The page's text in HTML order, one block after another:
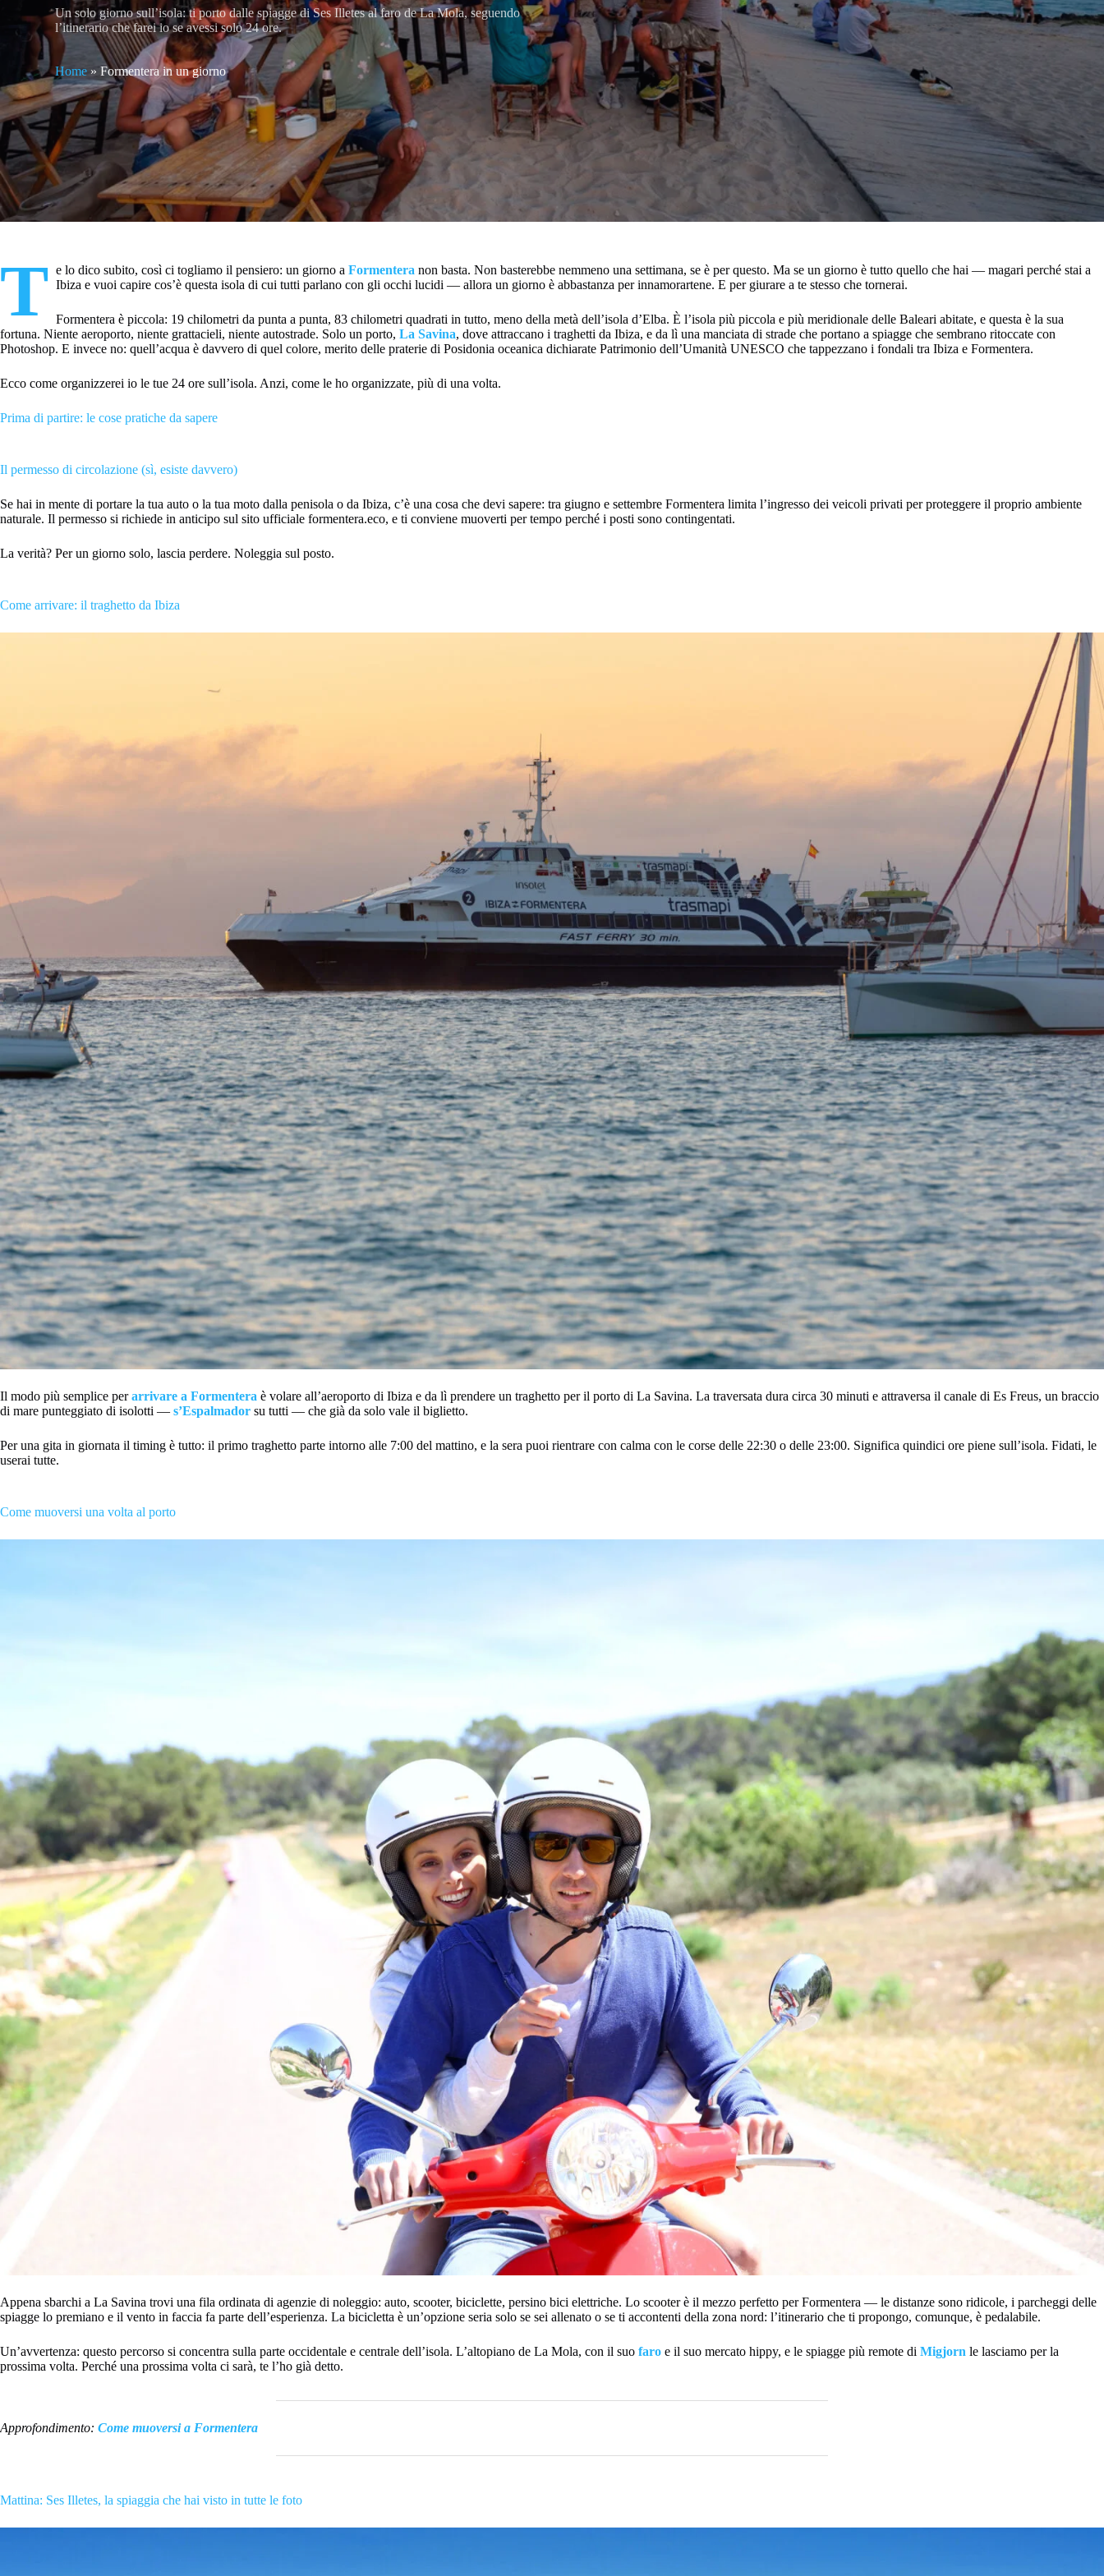
Un solo giorno sull’isola: ti porto dalle spiagge di Ses Illetes al faro de La Mola, seguendo
l’itinerario che farei io se avessi solo 24 ore.
Home »Formentera in un giorno
T e lo dico subito, così ci togliamo il pensiero: un giorno a Formentera non basta. Non basterebbe nemmeno una settimana, se è per questo. Ma se un giorno è tutto quello che hai — magari perché stai a
Ibiza e vuoi capire cos’è questa isola di cui tutti parlano con gli occhi lucidi — allora un giorno è abbastanza per innamorartene. E per giurare a te stesso che tornerai.
Formentera è piccola: 19 chilometri da punta a punta, 83 chilometri quadrati in tutto, meno della metà dell’isola d’Elba. È l’isola più piccola e più meridionale delle Baleari abitate, e questa è la sua
fortuna. Niente aeroporto, niente grattacieli, niente autostrade. Solo un porto, La Savina, dove attraccano i traghetti da Ibiza, e da lì una manciata di strade che portano a spiagge che sembrano ritoccate con
Photoshop. E invece no: quell’acqua è davvero di quel colore, merito delle praterie di Posidonia oceanica dichiarate Patrimonio dell’Umanità UNESCO che tappezzano i fondali tra Ibiza e Formentera.
Ecco come organizzerei io le tue 24 ore sull’isola. Anzi, come le ho organizzate, più di una volta.
Prima di partire: le cose pratiche da sapere
Il permesso di circolazione (sì, esiste davvero)
Se hai in mente di portare la tua auto o la tua moto dalla penisola o da Ibiza, c’è una cosa che devi sapere: tra giugno e settembre Formentera limita l’ingresso dei veicoli privati per proteggere il proprio ambiente
naturale. Il permesso si richiede in anticipo sul sito ufficiale formentera.eco, e ti conviene muoverti per tempo perché i posti sono contingentati.
La verità? Per un giorno solo, lascia perdere. Noleggia sul posto.
Come arrivare: il traghetto da Ibiza
Il modo più semplice perarrivare a Formentera è volare all’aeroporto di Ibiza e da lì prendere un traghetto per il porto di La Savina. La traversata dura circa 30 minuti e attraversa il canale di Es Freus, un braccio
di mare punteggiato di isolotti — s’Espalmador su tutti — che già da solo vale il biglietto.
Per una gita in giornata il timing è tutto: il primo traghetto parte intorno alle 7:00 del mattino, e la sera puoi rientrare con calma con le corse delle 22:30 o delle 23:00. Significa quindici ore piene sull’isola. Fidati, le
userai tutte.
Come muoversi una volta al porto
Appena sbarchi a La Savina trovi una fila ordinata di agenzie di noleggio: auto, scooter, biciclette, persino bici elettriche. Lo scooter è il mezzo perfetto per Formentera — le distanze sono ridicole, i parcheggi delle
spiagge lo premiano e il vento in faccia fa parte dell’esperienza. La bicicletta è un’opzione seria solo se sei allenato o se ti accontenti della zona nord: l’itinerario che ti propongo, comunque, è pedalabile.
Un’avvertenza: questo percorso si concentra sulla parte occidentale e centrale dell’isola. L’altopiano de La Mola, con il suo faro e il suo mercato hippy, e le spiagge più remote di Migjorn le lasciamo per la
prossima volta. Perché una prossima volta ci sarà, te l’ho già detto.
Approfondimento: Come muoversi a Formentera
Mattina: Ses Illetes, la spiaggia che hai visto in tutte le foto